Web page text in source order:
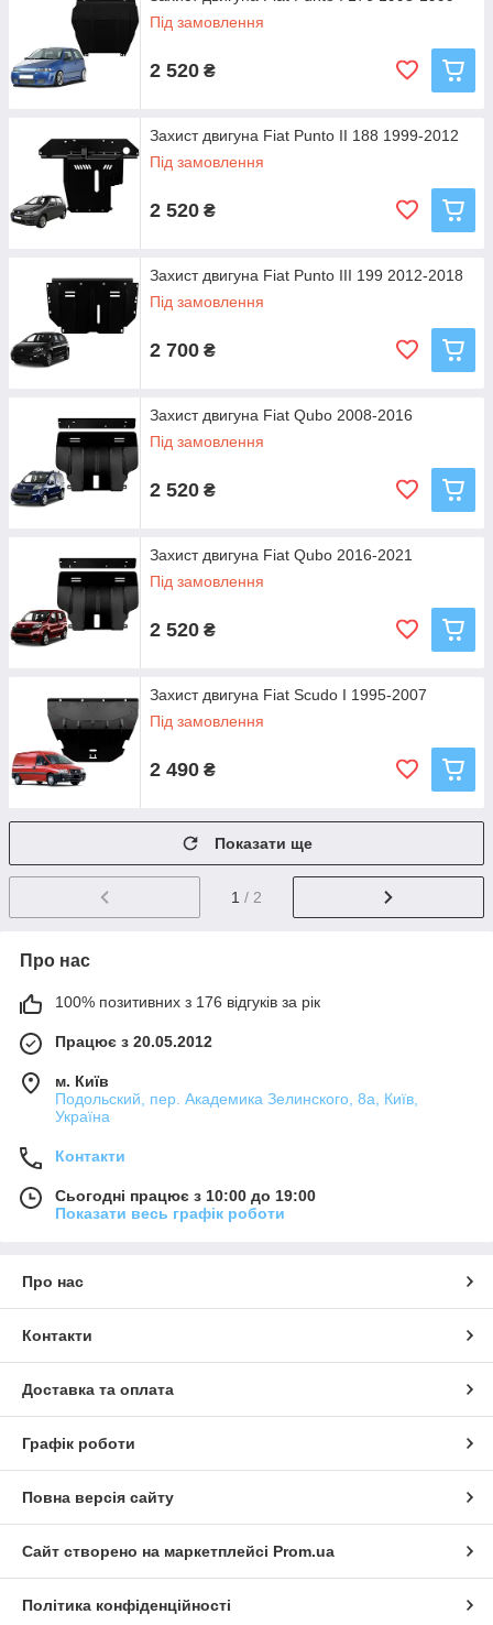
Під замовлення
2 520 ₴
Захист двигуна Fiat Punto II 188 1999-2012
Під замовлення
2 520 ₴
Захист двигуна Fiat Punto III 199 2012-2018
Під замовлення
2 700 ₴
Захист двигуна Fiat Qubo 2008-2016
Під замовлення
2 520 ₴
Захист двигуна Fiat Qubo 2016-2021
Під замовлення
2 520 ₴
Захист двигуна Fiat Scudo I 1995-2007
Під замовлення
2 490 ₴
Показати ще
1 / 2
Про нас
100% позитивних з 176 відгуків за рік
Працює з 20.05.2012
м. Київ
Подольский, пер. Академика Зелинского, 8а, Київ,
Україна
Контакти
Сьогодні працює з 10:00 до 19:00
Показати весь графік роботи
Про нас
Контакти
Доставка та оплата
Графік роботи
Повна версія сайту
Сайт створено на маркетплейсі Prom.ua
Політика конфіденційності